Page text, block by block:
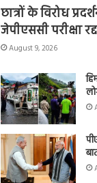
छात्रों के विरोध
जेपीएससी परीक्षा
August 9, 2026